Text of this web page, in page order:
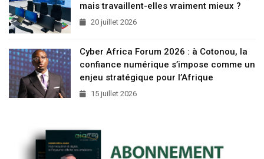
mais travaillent-elles vraiment mieux ?
20 juillet 2026
Cyber Africa Forum 2026 : à Cotonou, la
confiance numérique s’impose comme un
enjeu stratégique pour l’Afrique
15 juillet 2026